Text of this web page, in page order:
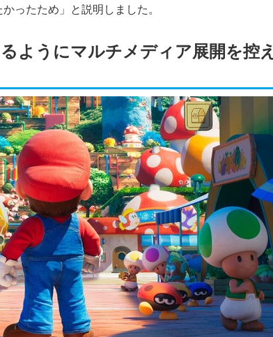
ったため」と説明しました。
ようにマルチメディア展開を控え